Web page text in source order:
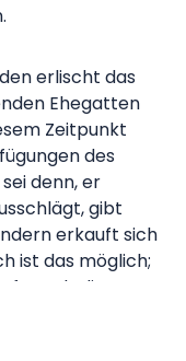
erlischt das
Ehegatten
Zeitpunkt
des
denn, er
gibt
erkauft sich
ist das möglich;
an, ob die